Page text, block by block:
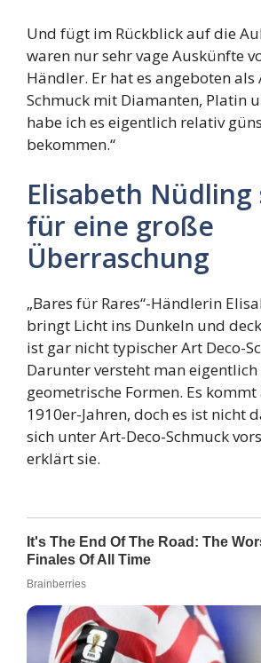
Und fügt im Rückblick auf die
waren nur sehr vage Auskünfte
Händler. Er hat es angeboten als
Schmuck mit Diamanten, Platin
habe ich es eigentlich relativ
bekommen.“
Elisabeth
für eine große
Überraschung
„Bares für Rares“-Händlerin
bringt Licht ins Dunkeln und
ist gar nicht typischer Art Deco-
Darunter versteht man eigentlich
geometrische Formen. Es
1910er-Jahren, doch es ist nicht
sich unter Art-Deco-Schmuck
erklärt sie.